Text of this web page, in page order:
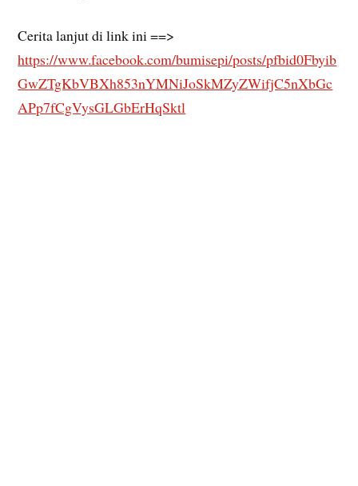
Cerita lanjut di link ini ==>
https://www.facebook.com/bumisepi/posts/pfbid0Fbyib
GwZTgKbVBXh853nYMNiJoSkMZyZWifjC5nXbGc
APp7fCgVysGLGbErHqSktl